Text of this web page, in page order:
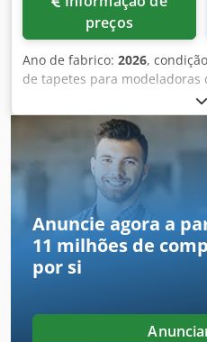
preços
Ano de fabrico: 2026,
de tapetes para modeladoras
Marcas disponíveis: - MAJOR -
TENOR/TREGOR -
Tcjhrok - BERTRAND
PANIRECORD F60/F57 -
unitário e por grosso.
modeladora, composto por: -
traseiro - Tapete de base
Anuncie agora a
11 milhões de
por si